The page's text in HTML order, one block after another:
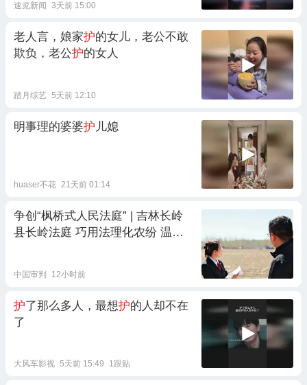
速览新闻 3天前 15:00
老人言，娘家护的女儿，老公不敢
欺负，老公护的女人
踏月综艺 5天前 12:10
明事理的婆婆护 儿媳
huaser不花 21天前 01:14
争创“枫桥式人民法庭” | 吉林长岭
县长岭法庭 巧用法理化农纷 温情
中国审判 12小时前
护了那么多人，最想护的人却不在
了
大风车影视 5天前 15:49 1跟贴